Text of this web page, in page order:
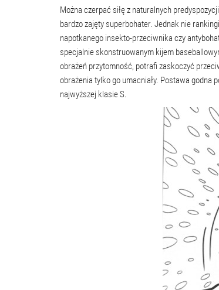
Można czerpać siłę z naturalnych
bardzo zajęty superbohater. Jednak nie
napotkanego insekto-przeciwnika czy
specjalnie skonstruowanym kijem
obrażeń przytomność, potrafi zaskoczyć
obrażenia tylko go umacniały. Postawa godna
najwyższej klasie S.